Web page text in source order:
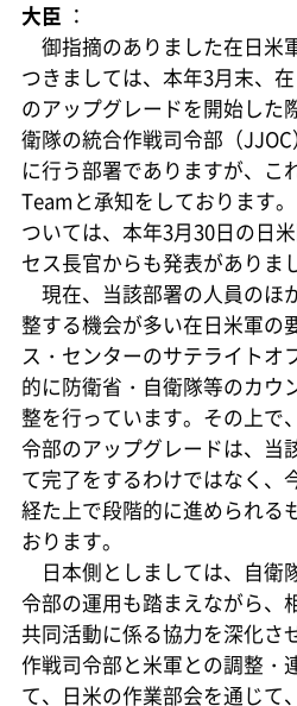
大臣 ：
御指摘のありました在日米
つきましては、本年3月末、
のアップグレードを開始した
衛隊の統合作戦司令部（
に行う部署でありますが、こ
Teamと承知をしております
ついては、本年3月30日の日
セス長官からも発表がありま
現在、当該部署の人員のほ
整する機会が多い在日米軍の
ス・センターのサテライトオ
的に防衛省・自衛隊等のカウ
整を行っています。その上で
令部のアップグレードは、当
て完了をするわけではなく、
経た上で段階的に進められる
おります。
日本側としましては、自衛
令部の運用も踏まえながら、
共同活動に係る協力を深化さ
作戦司令部と米軍との調整・
て、日米の作業部会を通じて